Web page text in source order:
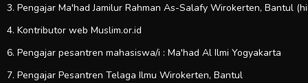
3. Pengajar Ma'had Jamilur Rahman As-Salafy Wirokerten, Bantul
4. Kontributor web Muslim.or.id
6. Pengajar pesantren mahasiswa/i : Ma'had Al Ilmi Yogyakarta
7. Pengajar Pesantren Telaga Ilmu Wirokerten, Bantul